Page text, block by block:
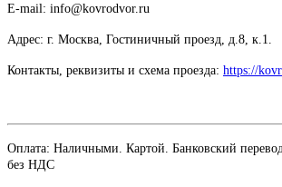
E-mail: info@kovrodvor.ru
Адрес: г. Москва, Гостиничный проезд, д.8, к.1.
Контакты, реквизиты и схема проезда: https://
Оплата: Наличными. Картой. Банковский
без НДС